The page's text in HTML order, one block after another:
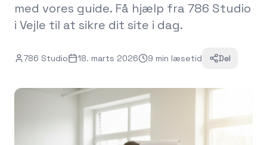
med vores guide. Få hjælp fra 786 Studio
i Vejle til at sikre dit site i dag.
786 Studio 18. marts 2026 9 min læsetid Del